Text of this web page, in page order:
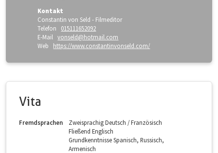
Kontakt
Constantin von Seld - Filmeditor
Telefon
015111652092
E-Mail
vonseld@hotmail.com
Web
https://www.constantinvonseld.com/
Vita
Fremdsprachen
Zweisprachig Deutsch / Französisch
Fließend Englisch
Grundkenntnisse Spanisch, Russisch,
Armenisch